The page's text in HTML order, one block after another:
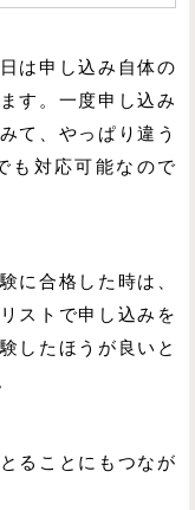
は申し込み自体の
す。一度申し込み
て、やっぱり違う
も対応可能なので
に合格した時は、
ストで申し込みを
したほうが良いと
ることにもつなが